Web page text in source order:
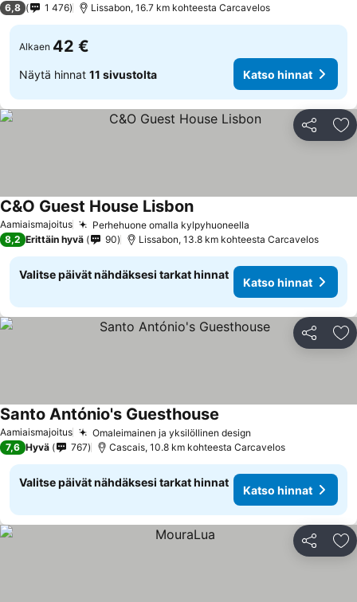
6,8 1 476 Lissabon, 16.7 km kohteesta Carcavelos
Alkaen 42 €
Näytä hinnat 11 sivustolta Katso hinnat
Jaa
Aamiaismajoitus Perhehuone omalla kylpyhuoneella
C&O Guest House Lisbon
8,2 Erittäin hyvä 90 Lissabon, 13.8 km kohteesta Carcavelos
Valitse päivät nähdäksesi tarkat hinnat
Katso hinnat
Jaa
Aamiaismajoitus Omaleimainen ja yksilöllinen design
Santo António's Guesthouse
7,6 Hyvä 767 Cascais, 10.8 km kohteesta Carcavelos
Valitse päivät nähdäksesi tarkat hinnat
Katso hinnat
Jaa